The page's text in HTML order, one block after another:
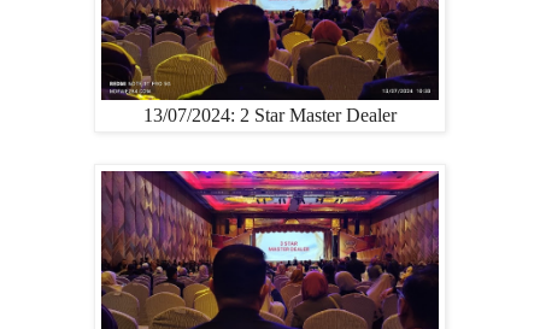
13/07/2024: 2 Star Master Dealer